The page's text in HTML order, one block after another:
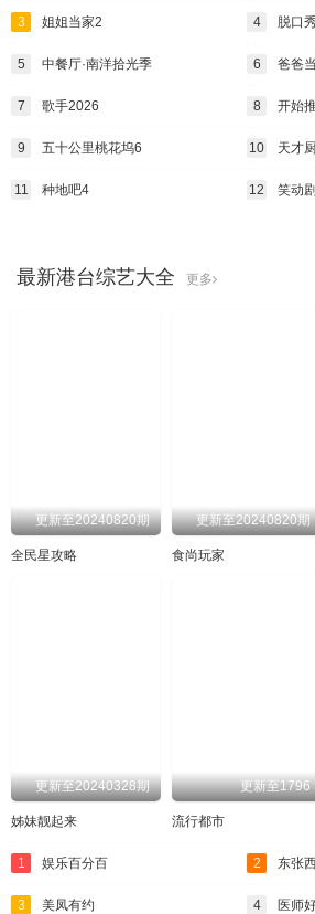
3 姐姐当家2 4 脱口
5 中餐厅·南洋拾光季 6 爸爸
7 歌手2026 8 开始
9 五十公里桃花坞6 10 天才
11 种地吧4 12 笑动
最新港台综艺大全 更多
更新至20240820期
全民星攻略
更新至20240820期
食尚玩家
更新至20240328期
姊妹靓起来
更新至1796
流行都市
1 娱乐百分百 2 东张
3 美凤有约 4 医师